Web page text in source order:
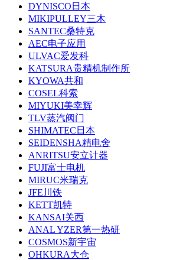
DYNISCO日本
MIKIPULLEY三木
SANTEC桑特克
AEC电子应用
ULVAC爱发科
KATSURA贵精机制作所
KYOWA共和
COSEL科索
MIYUKI美幸辉
TLV蒸汽阀门
SHIMATEC日本
SEIDENSHA精电舍
ANRITSU安立计器
FUJI富士电机
MIRUC米瑞克
JFE川铁
KETT凯特
KANSAI关西
ANAL YZER第一热研
COSMOS新宇宙
OHKURA大仓